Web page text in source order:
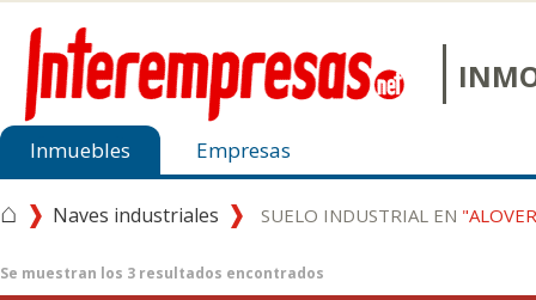
Inmuebles Empresas
⌂ Naves industriales SUELO INDUSTRIAL EN
Se muestran los 3 resultados encontrados